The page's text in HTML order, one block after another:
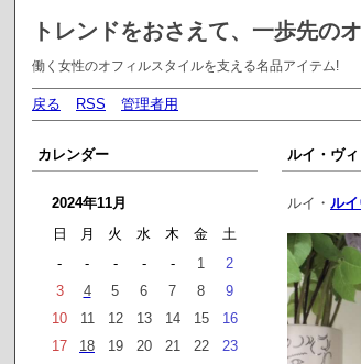
トレンドをおさえて、一歩先の
働く女性のオフィルスタイルを支える名品アイテム!
戻る RSS 管理者用
ルイ・ヴ
ルイ・ ル
カレンダー
2024年11月
日
月 火 水 木 金
土
-
- - - - 1
2
3
4 5 6 7 8
9
10
11 12 13 14 15
16
17
18 19 20 21 22
23